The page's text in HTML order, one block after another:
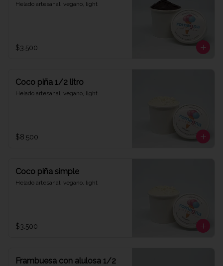
Helado artesanal, vegano, light
$3.500
Coco piña 1/2 litro
Helado artesanal, vegano, light
$8.500
Coco piña simple
Helado artesanal, vegano, light
$3.500
Frambuesa con alulosa 1/2